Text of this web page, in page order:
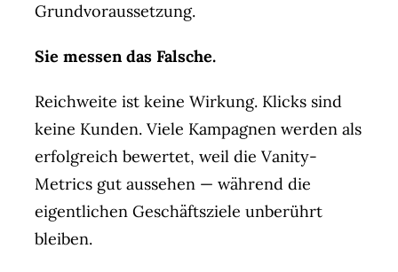
Grundvoraussetzung.
Sie messen das Falsche.
Reichweite ist keine Wirkung. Klicks sind
keine Kunden. Viele Kampagnen werden als
erfolgreich bewertet, weil die Vanity-
Metrics gut aussehen — während die
eigentlichen Geschäftsziele unberührt
bleiben.